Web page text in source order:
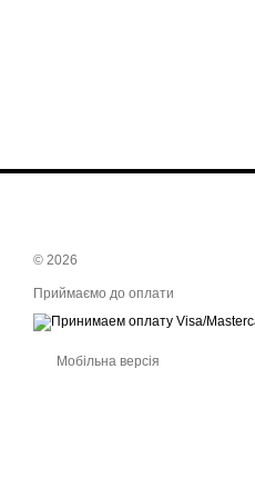
© 2026
Приймаємо до оплати
Мобільна версія